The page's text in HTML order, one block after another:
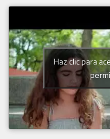
Haz clic para